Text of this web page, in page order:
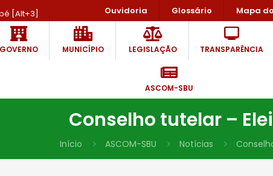
[Alt+3] Ouvidoria Glossário Mapa
GOVERNO MUNICÍPIO LEGISLAÇÃO TRANSPARÊNCIA
ASCOM-SBU
Conselho tutelar –
Início ASCOM-SBU Notícias